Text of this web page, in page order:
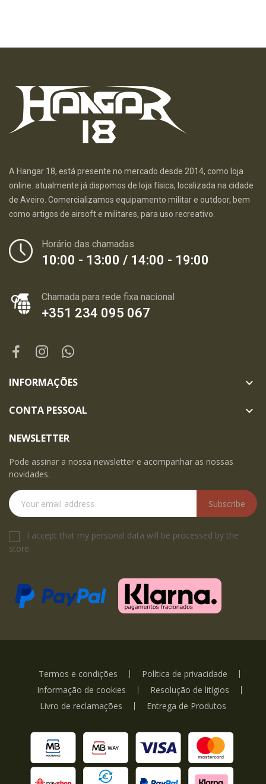
A Hangar 18, está presente no mercado desde 2014, como loja
online. atualmente já dispomos de loja física, localizada na cidade
de Aveiro. Comercializamos equipamento militar e outdoor, bem
como artigos de airsoft e militares, para uso recreativo.
Horário das chamadas
10:00 - 13:00 / 14:00 - 19:00
Chamada para rede fixa nacional
+351 234 095 067
INFORMAÇÕES 
CONTA PESSOAL 
NEWSLETTER
Pode assinar a nossa newsletter e acompanhar as nossas
novidades.
Subscribe
I accept that my personal data will be processed by the
store.
Termos e condições
Política de privacidade
Informação de cookies
Resolução de litígios
Livro de reclamações
Entrega de Produtos